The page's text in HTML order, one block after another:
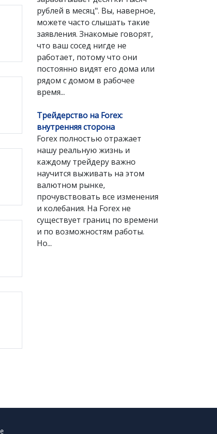
рублей в месяц". Вы, наверное,
можете часто слышать такие
заявления. Знакомые говорят,
что ваш сосед нигде не
работает, потому что они
постоянно видят его дома или
рядом с домом в рабочее
время...
Трейдерство на Forex:
внутренняя сторона
Forex полностью отражает
нашу реальную жизнь и
каждому трейдеру важно
научится выживать на этом
валютном рынке,
прочувствовать все изменения
и колебания. На Forex не
существует границ по времени
и по возможностям работы.
Но...